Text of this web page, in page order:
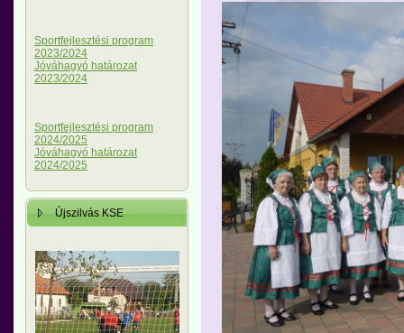
Sportfejlesztési program
2023/2024
Jóváhagyó határozat
2023/2024
Sportfejlesztési program
2024/2025
Jóváhagyó határozat
2024/2025
Újszilvás KSE